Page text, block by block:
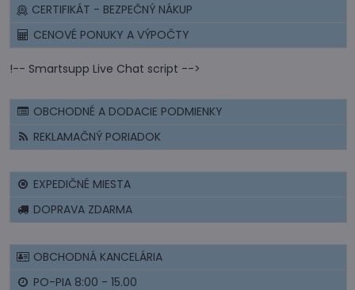
CERTIFIKÁT - BEZPEČNÝ NÁKUP
CENOVÉ PONUKY A VÝPOČTY
!-- Smartsupp Live Chat script -->
OBCHODNÉ A DODACIE PODMIENKY
REKLAMAČNÝ PORIADOK
EXPEDIČNÉ MIESTA
DOPRAVA ZDARMA
OBCHODNÁ KANCELÁRIA
PO-PIA 8:00 - 15.00